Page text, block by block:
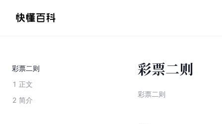
彩票二则
1 正文
2 简介
彩票二则
彩票二则